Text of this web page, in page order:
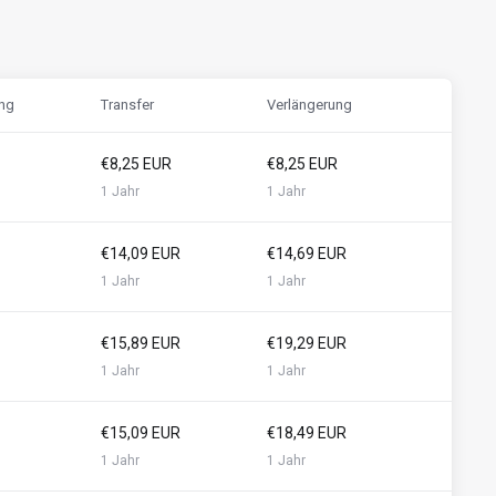
Transfer Verlängerung
€8,25 EUR
1 Jahr
€8,25 EUR
1 Jahr
€14,09 EUR
1 Jahr
€14,69 EUR
1 Jahr
€15,89 EUR
1 Jahr
€19,29 EUR
1 Jahr
€15,09 EUR
1 Jahr
€18,49 EUR
1 Jahr